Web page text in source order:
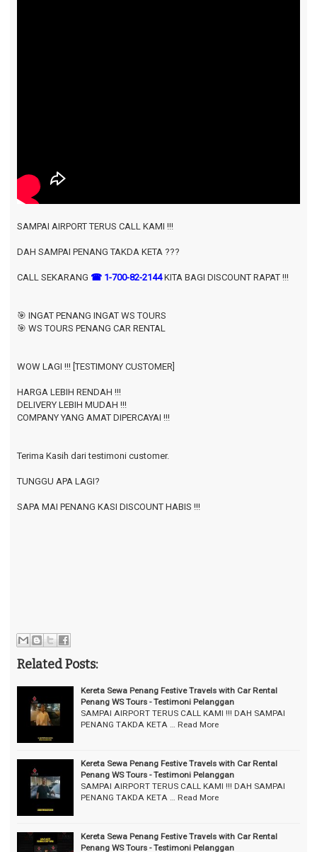
SAMPAI AIRPORT TERUS CALL KAMI !!!
DAH SAMPAI PENANG TAKDA KETA ???
CALL SEKARANG ☎ 1-700-82-2144KITA BAGI DISCOUNT RAPAT !!!
🎯 INGAT PENANG INGAT WS TOURS
🎯 WS TOURS PENANG CAR RENTAL
WOW LAGI !!! [TESTIMONY CUSTOMER]
HARGA LEBIH RENDAH !!!
DELIVERY LEBIH MUDAH !!!
COMPANY YANG AMAT DIPERCAYAI !!!
Terima Kasih dari testimoni customer.
TUNGGU APA LAGI?
SAPA MAI PENANG KASI DISCOUNT HABIS !!!
Related Posts:
Kereta Sewa Penang Festive Travels with Car Rental
Penang WS Tours - Testimoni Pelanggan
SAMPAI AIRPORT TERUS CALL KAMI !!! DAH SAMPAI
PENANG TAKDA KETA …
Read More
Kereta Sewa Penang Festive Travels with Car Rental
Penang WS Tours - Testimoni Pelanggan
SAMPAI AIRPORT TERUS CALL KAMI !!! DAH SAMPAI
PENANG TAKDA KETA …
Read More
Kereta Sewa Penang Festive Travels with Car Rental
Penang WS Tours - Testimoni Pelanggan